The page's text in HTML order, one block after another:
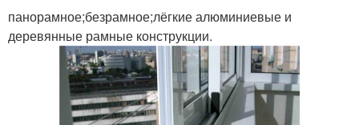
панорамное;безрамное;лёгкие алюминиевые и
деревянные рамные конструкции.